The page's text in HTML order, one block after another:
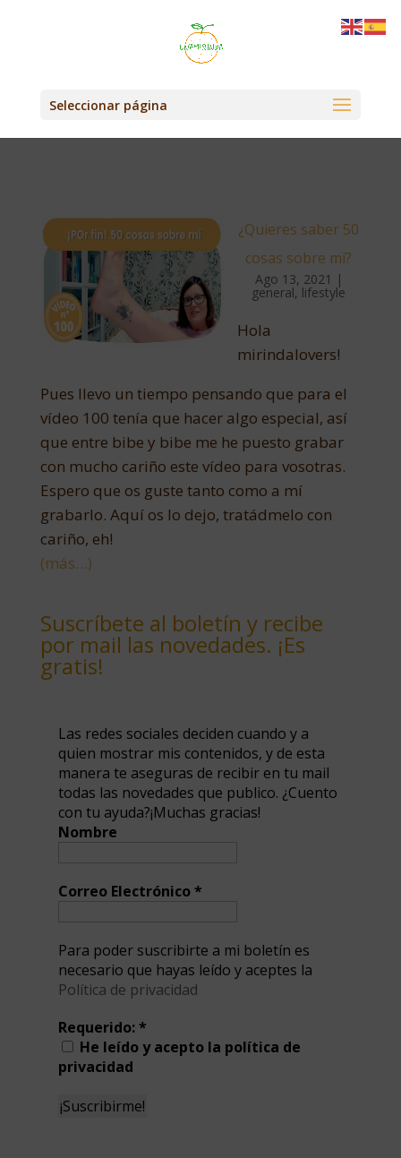
Seleccionar página
¿Quieres saber 50
cosas sobre mí?
Ago 13, 2021 |
general, lifestyle
Hola
mirindalovers!
Pues llevo un tiempo pensando que para el
vídeo 100 tenía que hacer algo especial, así
que entre bibe y bibe me he puesto grabar
con mucho cariño este vídeo para vosotras.
Espero que os guste tanto como a mí
grabarlo. Aquí os lo dejo, tratádmelo con
cariño, eh!
(más…)
Suscríbete al boletín y recibe
por mail las novedades. ¡Es
gratis!
Las redes sociales deciden cuando y a
quien mostrar mis contenidos, y de esta
manera te aseguras de recibir en tu mail
todas las novedades que publico. ¿Cuento
con tu ayuda?¡Muchas gracias!
Nombre
Correo Electrónico*
Para poder suscribirte a mi boletín es
necesario que hayas leído y aceptes la
Política de privacidad
Requerido:*
He leído y acepto la política de
privacidad